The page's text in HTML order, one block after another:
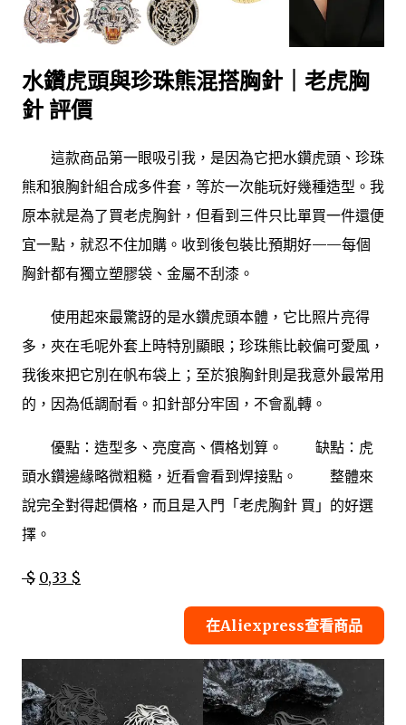
水鑽虎頭與珍珠熊混搭胸針｜老虎胸
針 評價
這款商品第一眼吸引我，是因為它把水鑽虎頭、珍珠
熊和狼胸針組合成多件套，等於一次能玩好幾種造型。我
原本就是為了買老虎胸針，但看到三件只比單買一件還便
宜一點，就忍不住加購。收到後包裝比預期好——每個
胸針都有獨立塑膠袋、金屬不刮漆。
使用起來最驚訝的是水鑽虎頭本體，它比照片亮得
多，夾在毛呢外套上時特別顯眼；珍珠熊比較偏可愛風，
我後來把它別在帆布袋上；至於狼胸針則是我意外最常用
的，因為低調耐看。扣針部分牢固，不會亂轉。
優點：造型多、亮度高、價格划算。 缺點：虎
頭水鑽邊緣略微粗糙，近看會看到焊接點。 整體來
說完全對得起價格，而且是入門「老虎胸針 買」的好選
擇。
$ 0,33 $
在Aliexpress查看商品